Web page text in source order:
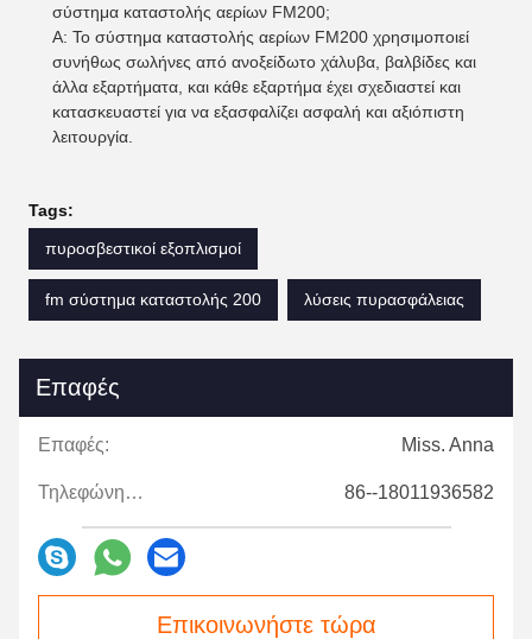
σύστημα καταστολής αερίων FM200;
Α: Το σύστημα καταστολής αερίων FM200 χρησιμοποιεί
συνήθως σωλήνες από ανοξείδωτο χάλυβα, βαλβίδες και
άλλα εξαρτήματα, και κάθε εξαρτήμα έχει σχεδιαστεί και
κατασκευαστεί για να εξασφαλίζει ασφαλή και αξιόπιστη
λειτουργία.
Tags:
πυροσβεστικοί εξοπλισμοί
fm σύστημα καταστολής 200 λύσεις πυρασφάλειας
Επαφές
Επαφές: Miss. Anna
Τηλεφώνημα: 86--18011936582
Επικοινωνήστε τώρα